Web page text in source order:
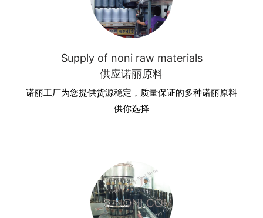
Supply of noni raw materials
供应诺丽原料
诺丽工厂为您提供货源稳定，质量保证的多种诺丽原料
供你选择